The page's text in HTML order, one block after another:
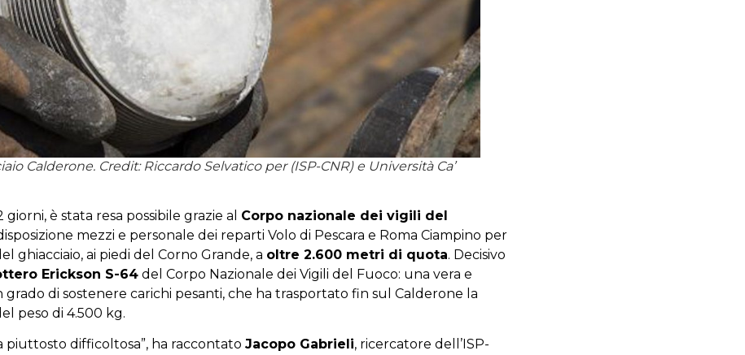
Calderone. Credit: Riccardo Selvatico per (ISP-CNR) e Università Ca’
giorni, è stata resa possibile grazie al Corpo nazionale dei vigili del
mezzi e personale dei reparti Volo di Pescara e Roma Ciampino per
ghiacciaio, ai piedi del Corno Grande, a oltre 2.600 metri di quota. Decisivo
Erickson S-64 del Corpo Nazionale dei Vigili del Fuoco: una vera e
grado di sostenere carichi pesanti, che ha trasportato fin sul Calderone la
peso di 4.500 kg.
piuttosto difficoltosa”, ha raccontatoJacopo Gabrieli, ricercatore dell’ISP-